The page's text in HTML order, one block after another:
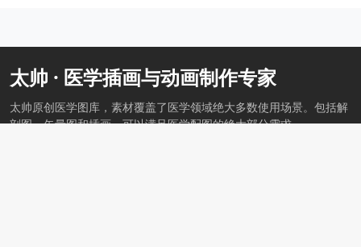
太帅 · 医学插画与动画制作专家
太帅原创医学图库，素材覆盖了医学领域绝大多数使用场景。包括解
剖图、矢量图和插画，可以满足医学配图的绝大部分需求。